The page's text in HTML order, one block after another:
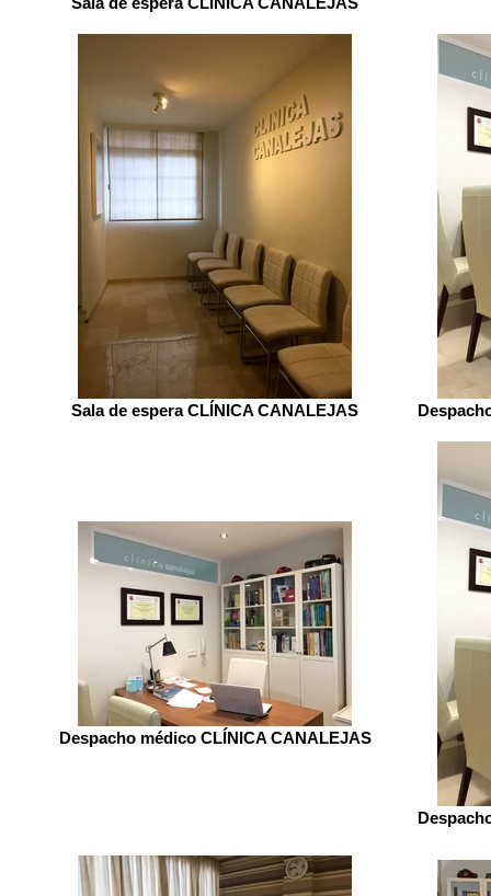
Sala de espera CLÍNICA CANALEJAS
Despacho médico CLÍNICA CANALEJAS